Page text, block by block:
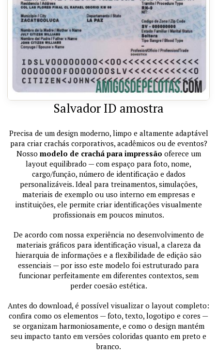
Salvador ID amostra
Precisa de um design moderno, limpo e altamente adaptável
para criar crachás corporativos, acadêmicos ou de eventos?
Nosso modelo de crachá para impressão oferece um
layout equilibrado — com espaço para foto, nome,
cargo/função, número de identificação e dados
personalizáveis. Ideal para treinamentos, simulações,
materiais de exemplo ou uso interno em empresas e
instituições, ele permite criar identificações visualmente
profissionais em poucos minutos.
De acordo com nossa experiência no desenvolvimento de
materiais gráficos para identificação visual, a clareza da
hierarquia de informações e a flexibilidade de edição são
essenciais — por isso este modelo foi estruturado para
funcionar perfeitamente em diferentes contextos, sem
perder coesão estética.
Antes do download, é possível visualizar o layout completo:
confira como os elementos — foto, texto, logotipo e cores —
se organizam harmoniosamente, e como o design mantém
seu impacto tanto em versões coloridas quanto em preto e
branco.